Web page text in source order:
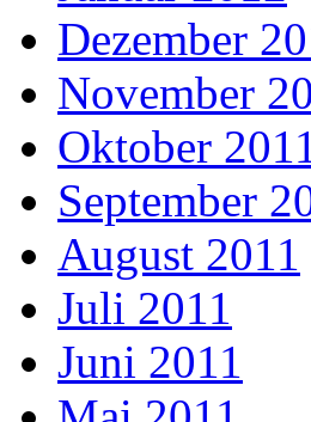
Dezember
November
Oktober
September
August 2011
Juli 2011
Juni 2011